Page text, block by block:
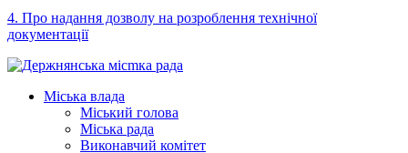
4. Про надання дозволу на розроблення технічної
документації
Міська влада
Міський голова
Міська рада
Виконавчий комітет